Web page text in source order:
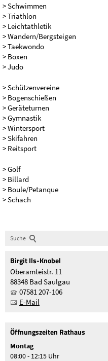
> Schwimmen
> Triathlon
> Leichtathletik
> Wandern/Bergsteigen
> Taekwondo
> Boxen
> Judo
> Schützenvereine
> Bogenschießen
> Geräteturnen
> Gymnastik
> Wintersport
> Skifahren
> Reitsport
> Golf
> Billard
> Boule/Petanque
> Schach
Suche
BirgitIls-Knobel
Oberamteistr. 11
88348 Bad Saulgau
07581 207-106
E-Mail
Öffnungszeiten Rathaus
Montag
08:00 - 12:15 Uhr